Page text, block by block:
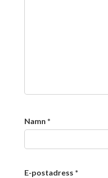
Namn *
E-postadress *